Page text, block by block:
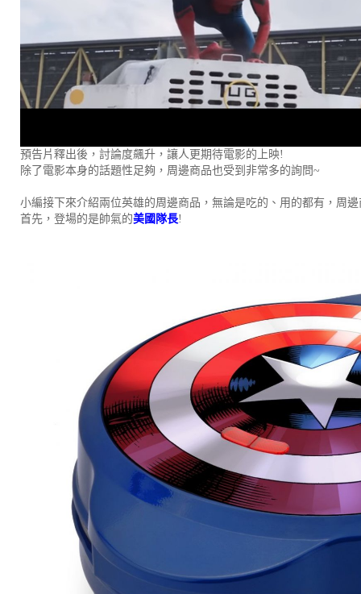
預告片釋出後，討論度飆升，讓人更期待電影的上映!
除了電影本身的話題性足夠，周邊商品也受到非常多的詢問~
小編接下來介紹兩位英雄的周邊商品，無論是吃的、用的都有，周
首先，登場的是帥氣的美國隊長!